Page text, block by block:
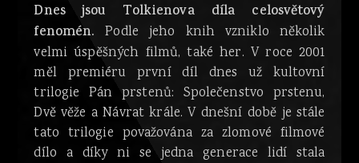
Dnes jsou Tolkienova díla celosvětový
fenomén. Podle jeho knih vzniklo několik
velmi úspěšných filmů, také her. V roce 2001
měl premiéru první díl dnes už kultovní
trilogie Pán prstenů: Společenstvo prstenu,
Dvě věže a Návrat krále. V dnešní době je stále
tato trilogie považována za zlomové filmové
dílo a díky ni se jedna generace lidí stala